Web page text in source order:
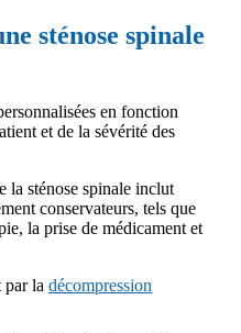
sténose spinale
en fonction
et de la sévérité des
la sténose spinale inclut
conservateurs, tels que
la prise de médicament et
par la décompression